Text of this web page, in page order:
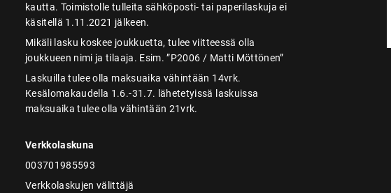
kautta. Toimistolle tulleita sähköposti- tai paperilaskuja ei
käsitellä 1.11.2021 jälkeen.
Mikäli lasku koskee joukkuetta, tulee viitteessä olla
joukkueen nimi ja tilaaja. Esim. ”P2006 / Matti Möttönen”
Laskuilla tulee olla maksuaika vähintään 14vrk.
Kesälomakaudella 1.6.-31.7. lähetetyissä laskuissa
maksuaika tulee olla vähintään 21vrk.
Verkkolaskuna
003701985593
Verkkolaskujen välittäjä